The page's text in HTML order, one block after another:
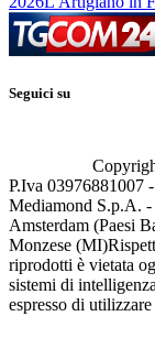
Seguici su
P.Iva 03976881007
Mediamond S.p.A.
Amsterdam (Paesi
Monzese (MI)
riprodotti è vietata
sistemi di
espresso di